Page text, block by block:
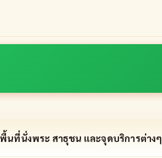
ที่นั่งพระ สาธุชน และจุดบริการต่างๆ